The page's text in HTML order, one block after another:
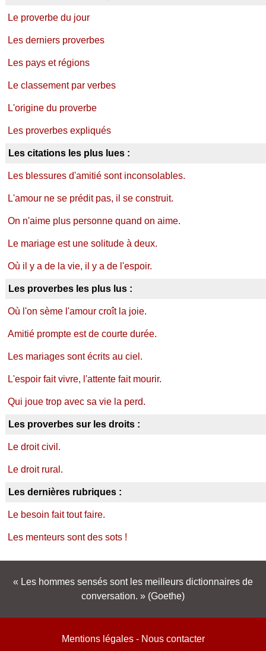
Le proverbe du jour
Les derniers proverbes
Les pays et régions
Le classement par verbes
L'origine du proverbe
Les proverbes expliqués
Les citations les plus lues :
Les blessures d'amitié sont inconsolables.
L'amour ne se prédit pas, il se construit.
On n'aime plus personne quand on aime.
Le mariage est une solitude à deux.
Où il y a de la vie, il y a de l'espoir.
Les proverbes les plus lus :
Où l'on sème l'amour croît la joie.
Amitié prompte est de courte durée.
Les mariages sont écrits au ciel.
L'espoir fait vivre, l'attente fait mourir.
Qui joue trop avec sa vie la perd.
Les proverbes sur les droits :
Le droit civil.
Le droit rural.
Les dernières rubriques :
Le besoin fait tout faire.
Les menteurs sont des sots !
Les hommes sensés sont les meilleurs dictionnaires de
conversation.
(Goethe)
Mentions légales- Nous contacter